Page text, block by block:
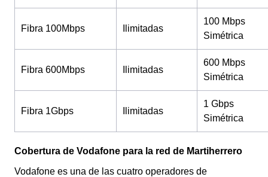
Fibra 100Mbps Ilimitadas
100 Mbps
Simétrica
Fibra 600Mbps Ilimitadas
600 Mbps
Simétrica
Fibra 1Gbps Ilimitadas
1 Gbps
Simétrica
Cobertura de Vodafone para la red de Martiherrero
Vodafone es una de las cuatro operadores de